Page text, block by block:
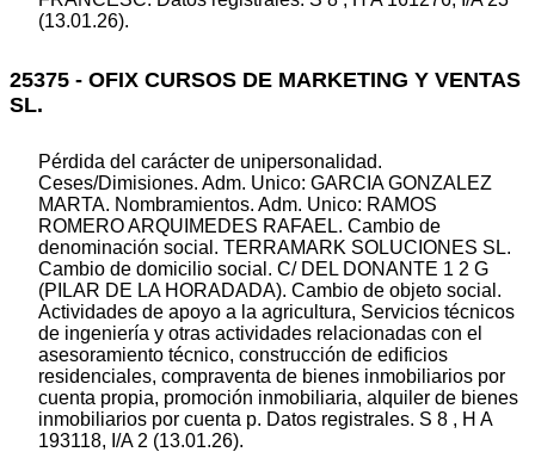
(13.01.26).
25375 - OFIX CURSOS DE MARKETING Y VENTAS
SL.
Pérdida del carácter de unipersonalidad.
Ceses/Dimisiones. Adm. Unico: GARCIA GONZALEZ
MARTA. Nombramientos. Adm. Unico: RAMOS
ROMERO ARQUIMEDES RAFAEL. Cambio de
denominación social. TERRAMARK SOLUCIONES SL.
Cambio de domicilio social. C/ DEL DONANTE 1 2 G
(PILAR DE LA HORADADA). Cambio de objeto social.
Actividades de apoyo a la agricultura, Servicios técnicos
de ingeniería y otras actividades relacionadas con el
asesoramiento técnico, construcción de edificios
residenciales, compraventa de bienes inmobiliarios por
cuenta propia, promoción inmobiliaria, alquiler de bienes
inmobiliarios por cuenta p. Datos registrales. S 8 , H A
193118, I/A 2 (13.01.26).